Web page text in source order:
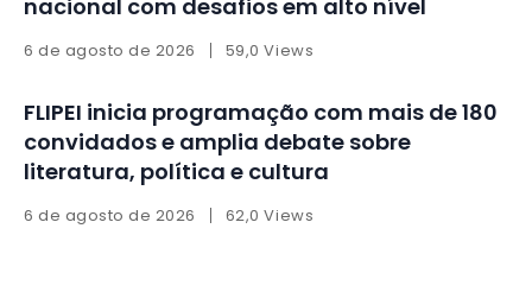
nacional com desafios em alto nível
6 de agosto de 2026 59,0 Views
FLIPEI inicia programação com mais de 180
convidados e amplia debate sobre
literatura, política e cultura
6 de agosto de 2026 62,0 Views